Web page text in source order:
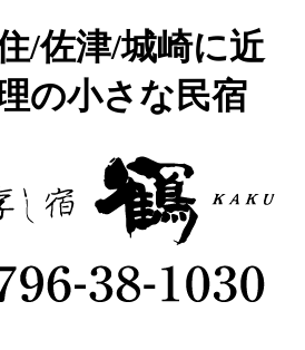
/佐津/城崎に近
の小さな民宿